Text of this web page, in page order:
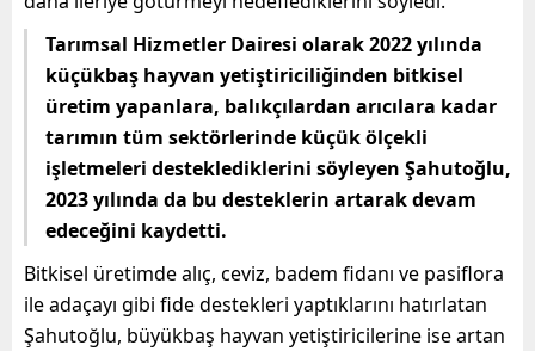
Tarımsal Hizmetler Dairesi olarak 2022 yılında
küçükbaş hayvan yetiştiriciliğinden bitkisel
üretim yapanlara, balıkçılardan arıcılara kadar
tarımın tüm sektörlerinde küçük ölçekli
işletmeleri desteklediklerini söyleyen Şahutoğlu,
2023 yılında da bu desteklerin artarak devam
edeceğini kaydetti.
Bitkisel üretimde alıç, ceviz, badem fidanı ve pasiflora
ile adaçayı gibi fide destekleri yaptıklarını hatırlatan
Şahutoğlu, büyükbaş hayvan yetiştiricilerine ise artan